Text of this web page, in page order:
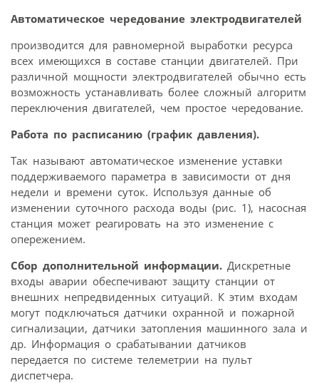
Автоматическое чередование электродвигателей
производится для равномерной выработки ресурса
всех имеющихся в составе станции двигателей. При
различной мощности электродвигателей обычно есть
возможность устанавливать более сложный алгоритм
переключения двигателей, чем простое чередование.
Работа по расписанию (график давления).
Так называют автоматическое изменение уставки
поддерживаемого параметра в зависимости от дня
недели и времени суток. Используя данные об
изменении суточного расхода воды (рис. 1), насосная
станция может реагировать на это изменение с
опережением.
Сбор дополнительной информации. Дискретные
входы аварии обеспечивают защиту станции от
внешних непредвиденных ситуаций. К этим входам
могут подключаться датчики охранной и пожарной
сигнализации, датчики затопления машинного зала и
др. Информация о срабатывании датчиков
передается по системе телеметрии на пульт
диспетчера.